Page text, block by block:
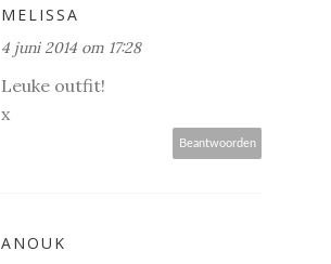
MELISSA
4 juni 2014 om 17:28
Leuke outfit!
x
Beantwoorden
ANOUK